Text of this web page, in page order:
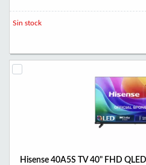
Sin stock
Hisense 40A5S TV 40" FHD